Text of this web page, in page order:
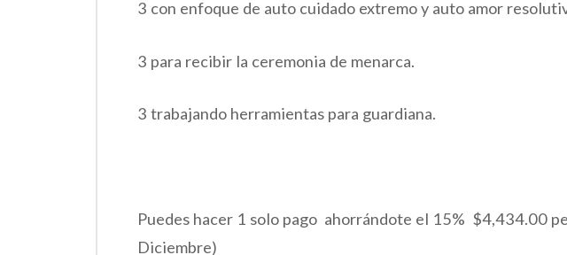
3 con enfoque de auto cuidado extremo y auto amor
3 para recibir la ceremonia de menarca.
3 trabajando herramientas para guardiana.
Puedes hacer 1 solo pago ahorrándote el 15% $4,434.00
Diciembre)